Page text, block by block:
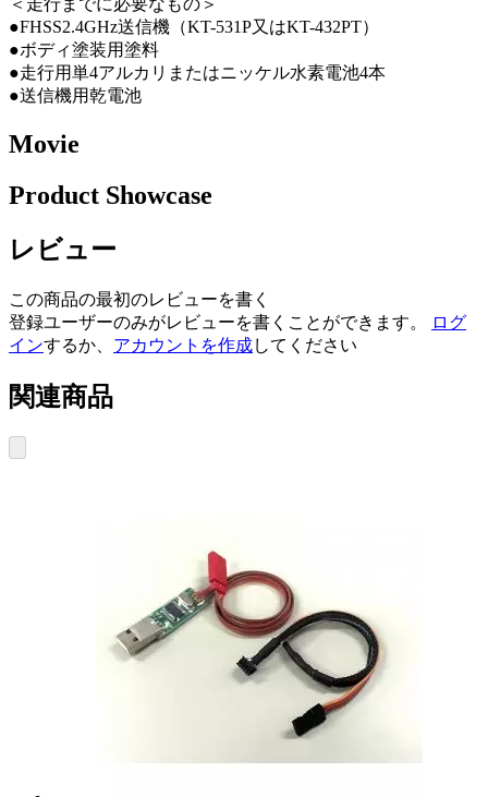
＜走行までに必要なもの＞
●FHSS2.4GHz送信機（KT-531P又はKT-432PT）
●ボディ塗装用塗料
●走行用単4アルカリまたはニッケル水素電池4本
●送信機用乾電池
Movie
Product Showcase
レビュー
この商品の最初のレビューを書く
登録ユーザーのみがレビューを書くことができます。
ログ
インするか、 アカウントを作成してください
関連商品